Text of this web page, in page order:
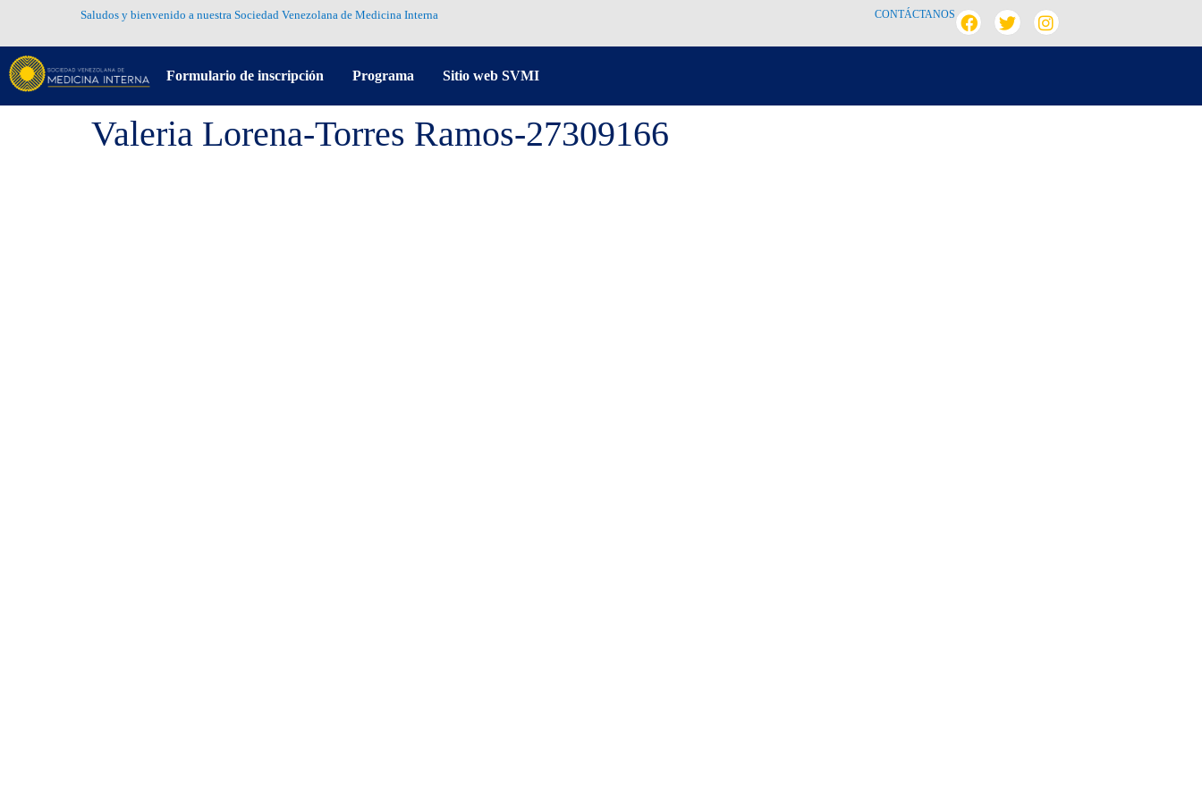
Saludos y bienvenido a nuestra Sociedad Venezolana de Medicina Interna CONTÁCTANOS
Formulario de inscripción Programa Sitio web SVMI
Valeria Lorena-Torres Ramos-27309166